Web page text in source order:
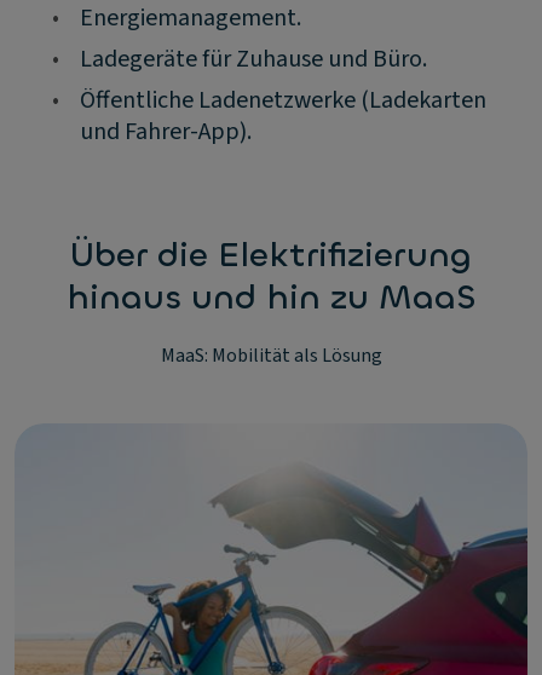
•
Energiemanagement.
•
Ladegeräte für Zuhause und Büro.
•
Öffentliche Ladenetzwerke (Ladekarten
und Fahrer-App).
Über die Elektrifizierung
hinaus und hin zu MaaS
MaaS: Mobilität als Lösung